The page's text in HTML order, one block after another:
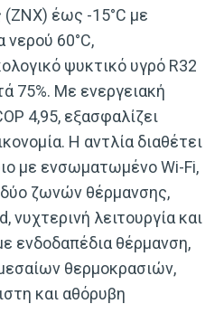
(ΖΝΧ) έως -15°C με
νερού 60°C,
ψυκτικό υγρό R32
75%. Με ενεργειακή
4,95, εξασφαλίζει
Η αντλία διαθέτει
με ενσωματωμένο Wi-Fi,
ζωνών θέρμανσης,
νυχτερινή λειτουργία και
ενδοδαπέδια θέρμανση,
θερμοκρασιών,
και αθόρυβη